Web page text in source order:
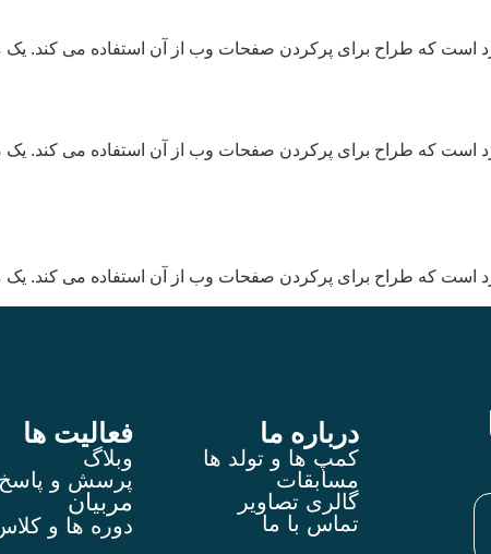
است که طراح برای پرکردن صفحات وب از آن استفاده می کند. یک
است که طراح برای پرکردن صفحات وب از آن استفاده می کند. یک
است که طراح برای پرکردن صفحات وب از آن استفاده می کند. یک
درباره ما
کمپ ها و تولد ها
مسابقات
گالری تصاویر
تماس با ما
فعالیت ها
وبلاگ
پرسش و پاسخ
مربیان
دوره ها و